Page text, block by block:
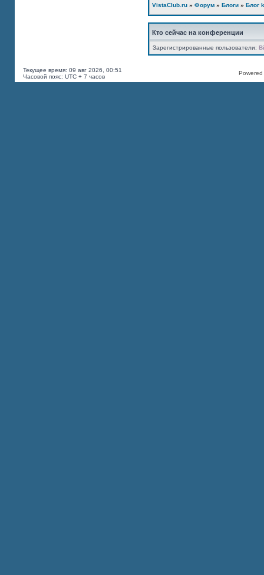
VistaClub.ru » Форум » Блоги » Блог
Кто сейчас на конференции
Зарегистрированные пользователи:
Текущее время: 09 авг 2026, 00:51
Часовой пояс: UTC + 7 часов